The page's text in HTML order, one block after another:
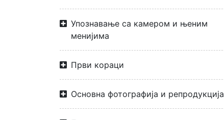
Упознавање са камером и њеним
менијима
Први кораци
Основна фотографија и репродукција